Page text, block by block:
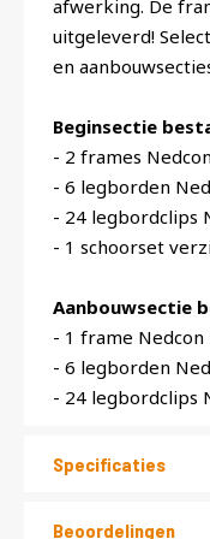
afwerking. De
uitgeleverd!
en
Beginsectie
- 2 frames
- 6 legborden
- 24 legbordclips
- 1 schoorset
Aanbouwsectie
- 1 frame
- 6 legborden
- 24 legbordclips
Specificaties
Beoordelingen